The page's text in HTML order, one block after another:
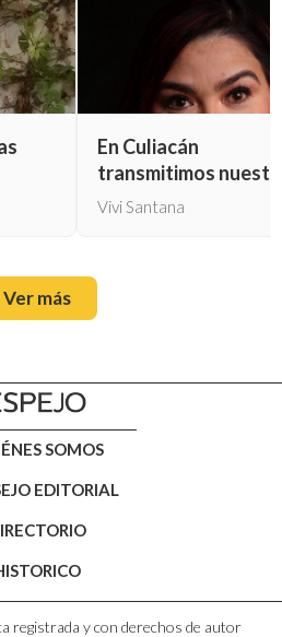
En Culiacán
transmitimos
propia muerte
Vivi Santana
Ver más
SOMOS
EDITORIAL
registrada y con derechos de autor